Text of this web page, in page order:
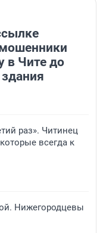
в Чите до
раз». Читинец
всегда к
Нижегородцевы